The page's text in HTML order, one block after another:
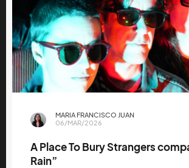
MARIA FRANCISCO JUAN
06/MAR/2026
A Place To Bury Strangers
Rain”